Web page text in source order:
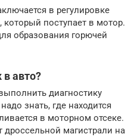
в регулировке
поступает в мотор.
образования горючей
в авто?
диагностику
знать, где находится
в моторном отсеке.
дроссельной магистрали на